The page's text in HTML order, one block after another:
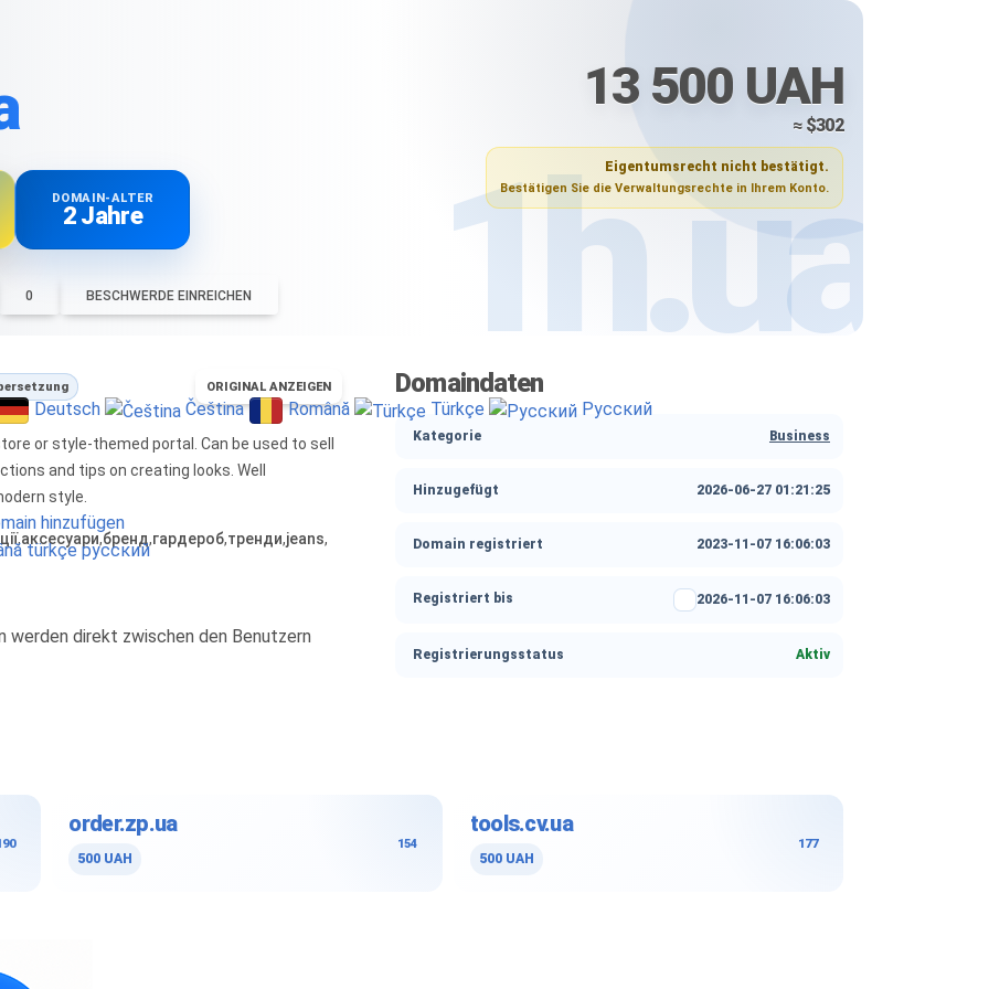
Deutsch Čeština Română Türkçe Русский
hinzufügen
türkçe русский
DOMAIN-ALTER
2 Jahre
13 500 UAH
≈ $302
Eigentumsrecht nicht bestätigt.
Bestätigen Sie die Verwaltungsrechte in Ihrem Konto.
0 BESCHWERDE EINREICHEN
ORIGINAL ANZEIGEN
or style-themed portal. Can be used to sell
and tips on creating looks. Well
style.
,аксесуари,бренд,гардероб,тренди,jeans,
werden direkt zwischen den Benutzern
Domaindaten
Kategorie Business
Hinzugefügt 2026-06-27 01:21:25
Domain registriert 2023-11-07 16:06:03
Registriert bis 2026-11-07 16:06:03
Registrierungsstatus Aktiv
order.zp.ua
500 UAH
154
tools.cv.ua
500 UAH
177